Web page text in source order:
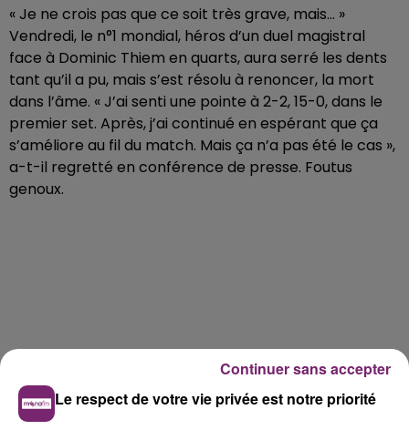
« Je ne crois pas que ce soit très grave, mais… »
Vendredi, le n°1 mondial, héros d’un duel magistral
face à Dominic Thiem en quarts, aura serré les dents
tant qu’il a pu, mais s’est résolu à renoncer, la mort
dans l’âme. « J’ai senti une pointe à 2-2, 15-0, dans le
premier set. Après, j’ai continué en espérant que ça
s’améliore au fil du match. Mais ça n’a pas été le cas »,
a-t-il regretté en conférence de presse. Foutus
genoux.
Le respect de votre vie privée est notre priorité
Continuer sans accepter